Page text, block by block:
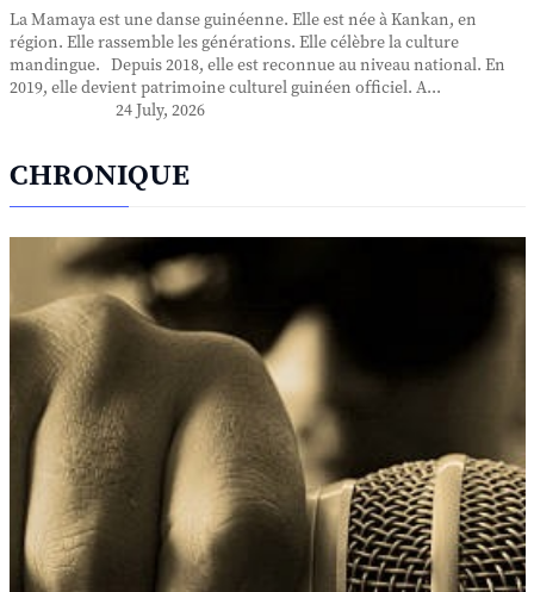
La Mamaya est une danse guinéenne. Elle est née à Kankan, en
région. Elle rassemble les générations. Elle célèbre la culture
mandingue. Depuis 2018, elle est reconnue au niveau national. En
2019, elle devient patrimoine culturel guinéen officiel. A...
24 July, 2026
CHRONIQUE